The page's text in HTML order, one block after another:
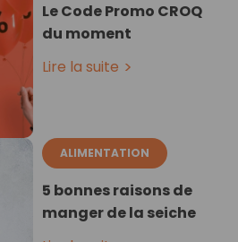
Le Code Promo CROQ
du moment
Lire la suite
ALIMENTATION
5 bonnes raisons de
manger de la seiche